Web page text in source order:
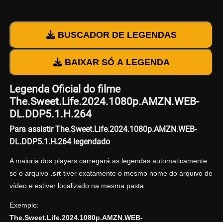
BUSCADOR DE LEGENDAS
BAIXAR SÓ A LEGENDA
Legenda Oficial do filme
The.Sweet.Life.2024.1080p.AMZN.WEB-
DL.DDP5.1.H.264
Para assistir The.Sweet.Life.2024.1080p.AMZN.WEB-
DL.DDP5.1.H.264 legendado
A maioria dos players carregará as legendas automaticamente
se o arquivo .srttiver exatamente o mesmo nome do arquivo de
vídeo e estiver localizado na mesma pasta.
Exemplo:
The.Sweet.Life.2024.1080p.AMZN.WEB-